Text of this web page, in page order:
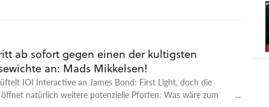
die Menschen, die sie entwickeln und spielen, sowie neue
in die Kommentare!
ab sofort gegen einen der kultigsten
an: Mads Mikkelsen!
IOI Interactive an James Bond: First Light, doch die
natürlich weitere potenzielle Pforten: Was wäre zum